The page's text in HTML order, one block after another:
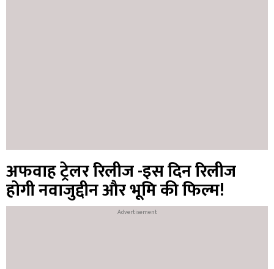
अफवाह ट्रेलर रिलीज -इस दिन रिलीज
होगी नवाजुद्दीन और भूमि की फिल्म!